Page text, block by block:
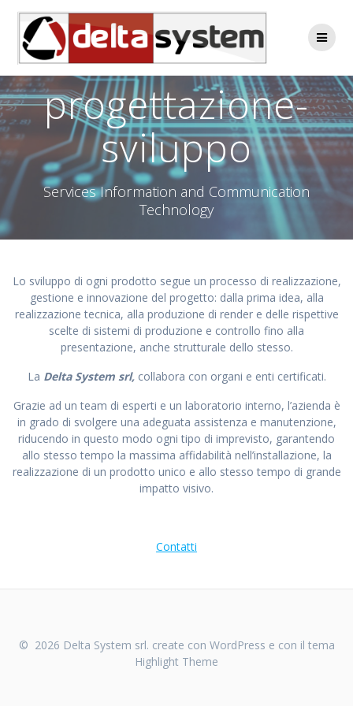
content
progettazione-
sviluppo
Services Information and Communication
Technology
Lo sviluppo di ogni prodotto segue un processo di realizzazione,
gestione e innovazione del progetto: dalla prima idea, alla
realizzazione tecnica, alla produzione di render e delle rispettive
scelte di sistemi di produzione e controllo fino alla
presentazione, anche strutturale dello stesso.
La Delta System srl,collabora con organi e enti certificati.
Grazie ad un team di esperti e un laboratorio interno, l’azienda è
in grado di svolgere una adeguata assistenza e manutenzione,
riducendo in questo modo ogni tipo di imprevisto, garantendo
allo stesso tempo la massima affidabilità nell’installazione, la
realizzazione di un prodotto unico e allo stesso tempo di grande
impatto visivo.
Contatti
© 2026 Delta System srl. create con WordPress e con il tema
Highlight Theme